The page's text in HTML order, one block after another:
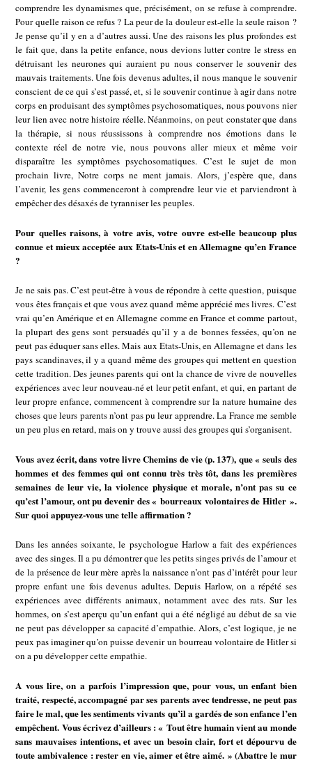
comprendre les dynamismes que, précisément, on se refuse à comprendre.
Pour quelle raison ce refus ? La peur de la douleur est-elle la seule raison ?
Je pense qu’il y en a d’autres aussi. Une des raisons les plus profondes est
le fait que, dans la petite enfance, nous devions lutter contre le stress en
détruisant les neurones qui auraient pu nous conserver le souvenir des
mauvais traitements. Une fois devenus adultes, il nous manque le souvenir
conscient de ce qui s’est passé, et, si le souvenir continue à agir dans notre
corps en produisant des symptômes psychosomatiques, nous pouvons nier
leur lien avec notre histoire réelle. Néanmoins, on peut constater que dans
la thérapie, si nous réussissons à comprendre nos émotions dans le
contexte réel de notre vie, nous pouvons aller mieux et même voir
disparaître les symptômes psychosomatiques. C’est le sujet de mon
prochain livre, Notre corps ne ment jamais. Alors, j’espère que, dans
l’avenir, les gens commenceront à comprendre leur vie et parviendront à
empêcher des désaxés de tyranniser les peuples.
Pour quelles raisons, à votre avis, votre ouvre est-elle beaucoup plus
connue et mieux acceptée aux Etats-Unis et en Allemagne qu’en France
?
Je ne sais pas. C’est peut-être à vous de répondre à cette question, puisque
vous êtes français et que vous avez quand même apprécié mes livres. C’est
vrai qu’en Amérique et en Allemagne comme en France et comme partout,
la plupart des gens sont persuadés qu’il y a de bonnes fessées, qu’on ne
peut pas éduquer sans elles. Mais aux Etats-Unis, en Allemagne et dans les
pays scandinaves, il y a quand même des groupes qui mettent en question
cette tradition. Des jeunes parents qui ont la chance de vivre de nouvelles
expériences avec leur nouveau-né et leur petit enfant, et qui, en partant de
leur propre enfance, commencent à comprendre sur la nature humaine des
choses que leurs parents n’ont pas pu leur apprendre. La France me semble
un peu plus en retard, mais on y trouve aussi des groupes qui s’organisent.
Vous avez écrit, dans votre livre Chemins de vie (p. 137), que « seuls des
hommes et des femmes qui ont connu très très tôt, dans les premières
semaines de leur vie, la violence physique et morale, n’ont pas su ce
qu’est l’amour, ont pu devenir des « bourreaux volontaires de Hitler ».
Sur quoi appuyez-vous une telle affirmation ?
Dans les années soixante, le psychologue Harlow a fait des expériences
avec des singes. Il a pu démontrer que les petits singes privés de l’amour et
de la présence de leur mère après la naissance n’ont pas d’intérêt pour leur
propre enfant une fois devenus adultes. Depuis Harlow, on a répété ses
expériences avec différents animaux, notamment avec des rats. Sur les
hommes, on s’est aperçu qu’un enfant qui a été négligé au début de sa vie
ne peut pas développer sa capacité d’empathie. Alors, c’est logique, je ne
peux pas imaginer qu’on puisse devenir un bourreau volontaire de Hitler si
on a pu développer cette empathie.
A vous lire, on a parfois l’impression que, pour vous, un enfant bien
traité, respecté, accompagné par ses parents avec tendresse, ne peut pas
faire le mal, que les sentiments vivants qu’il a gardés de son enfance l’en
empêchent. Vous écrivez d’ailleurs : « Tout être humain vient au monde
sans mauvaises intentions, et avec un besoin clair, fort et dépourvu de
toute ambivalence : rester en vie, aimer et être aimé. » (Abattre le mur